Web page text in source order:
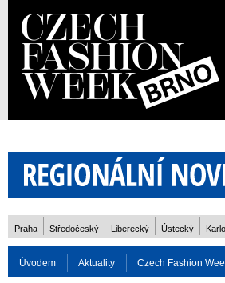
Praha Středočeský Liberecký Ústecký
Úvodem Aktuality Czech Fashion